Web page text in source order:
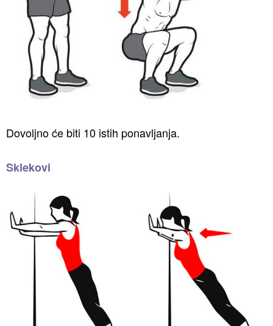
Dovoljno će biti 10 istih ponavljanja.
Sklekovi